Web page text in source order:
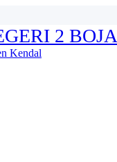
2 BOJA
Kendal